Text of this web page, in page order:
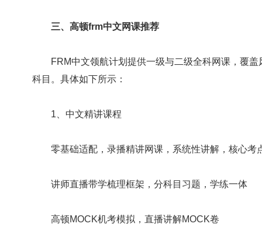
三、高顿frm中文网课推荐
FRM中文领航计划提供一级与二级全科网课，覆盖
科目。具体如下所示：
1、中文精讲课程
零基础适配，录播精讲网课，系统性讲解，核心考
讲师直播带学梳理框架，分科目习题，学练一体
高顿MOCK机考模拟，直播讲解MOCK卷